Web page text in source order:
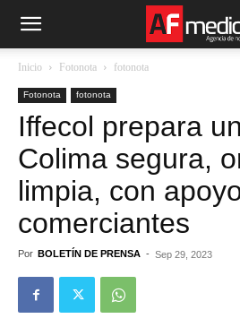
Inicio Fotonota fotonota
Fotonota fotonota
Iffecol prepara
Colima segura,
limpia, con
comerciantes
Por BOLETÍN DE PRENSA - Sep 29, 2023